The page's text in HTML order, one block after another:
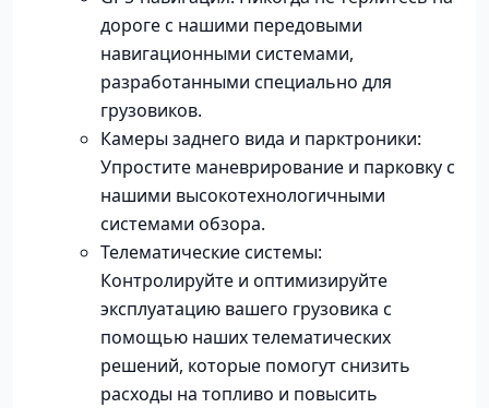
дороге с нашими передовыми
навигационными системами,
разработанными специально для
грузовиков.
Камеры заднего вида и парктроники:
Упростите маневрирование и парковку с
нашими высокотехнологичными
системами обзора.
Телематические системы:
Контролируйте и оптимизируйте
эксплуатацию вашего грузовика с
помощью наших телематических
решений, которые помогут снизить
расходы на топливо и повысить